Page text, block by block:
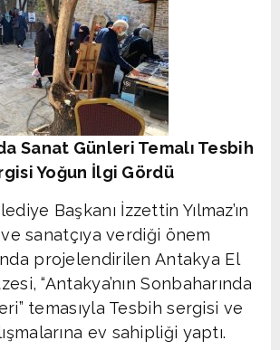
Sanat Günleri Temalı Tesbih
Yoğun İlgi Gördü
Başkanı İzzettin Yılmaz’ın
sanatçıya verdiği önem
projelendirilen Antakya El
“Antakya’nın Sonbaharında
temasıyla Tesbih sergisi ve
ev sahipliği yaptı.